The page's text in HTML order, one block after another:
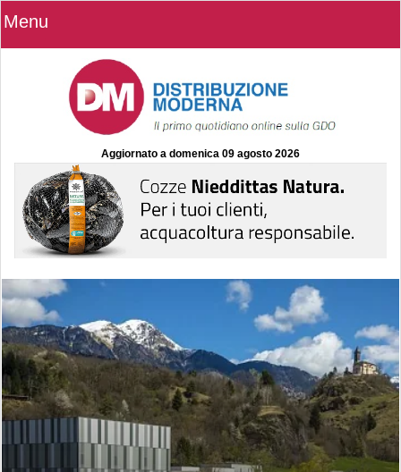
Menu
Aggiornato a domenica 09 agosto 2026